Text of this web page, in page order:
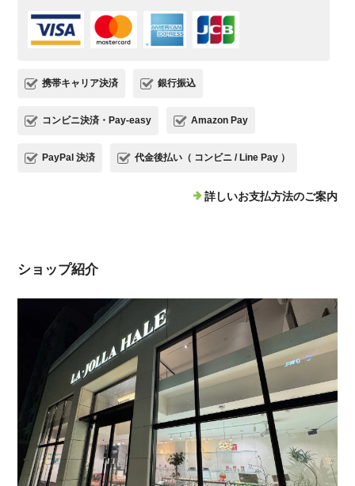
携帯キャリア決済 銀行振込
コンビニ決済・Pay-easy Amazon Pay
PayPal 決済 代金後払い（ コンビニ / Line Pay ）
詳しいお支払方法のご案内
ショップ紹介